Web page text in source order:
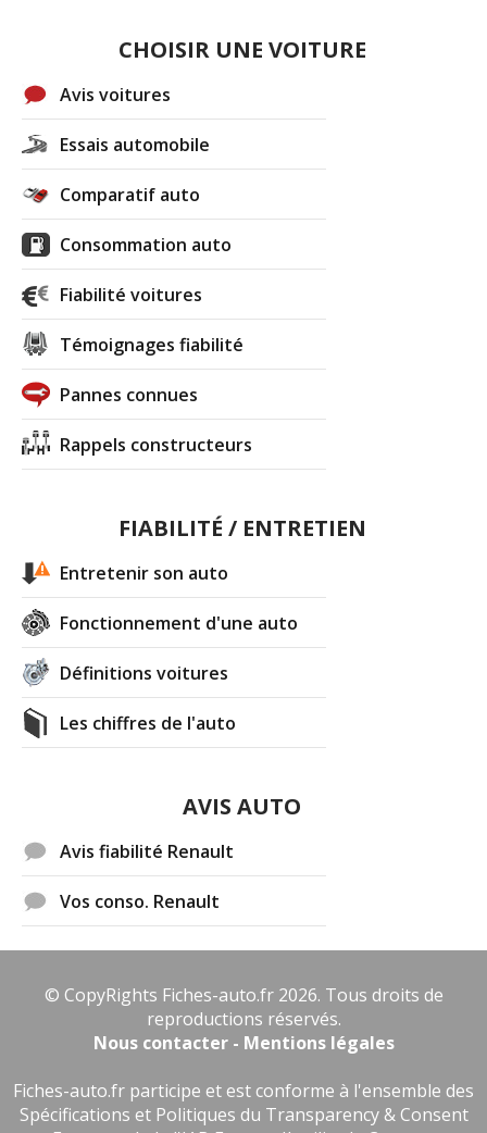
CHOISIR UNE VOITURE
Avis voitures
Essais automobile
Comparatif auto
Consommation auto
Fiabilité voitures
Témoignages fiabilité
Pannes connues
Rappels constructeurs
FIABILITÉ / ENTRETIEN
Entretenir son auto
Fonctionnement d'une auto
Définitions voitures
Les chiffres de l'auto
AVIS AUTO
Avis fiabilité Renault
Vos conso. Renault
© CopyRights Fiches-auto.fr 2026. Tous droits de
reproductions réservés.
Nous contacter - Mentions légales
Fiches-auto.fr participe et est conforme à l'ensemble des
Spécifications et Politiques du Transparency & Consent